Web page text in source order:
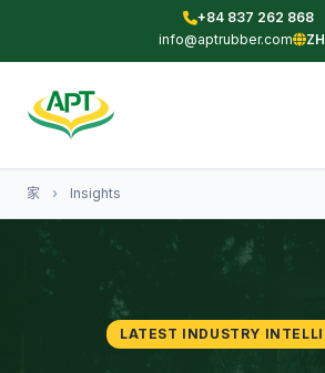
+84 837 262 868
info@aptrubber.com
ZH
家 › Insights
LATEST INDUSTRY